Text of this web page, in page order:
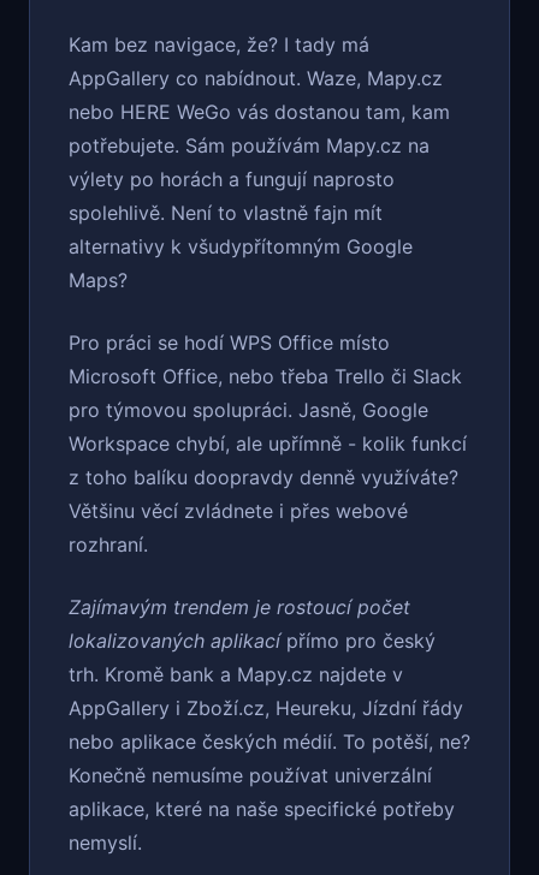
Kam bez navigace, že? I tady má
AppGallery co nabídnout. Waze, Mapy.cz
nebo HERE WeGo vás dostanou tam, kam
potřebujete. Sám používám Mapy.cz na
výlety po horách a fungují naprosto
spolehlivě. Není to vlastně fajn mít
alternativy k všudypřítomným Google
Maps?
Pro práci se hodí WPS Office místo
Microsoft Office, nebo třeba Trello či Slack
pro týmovou spolupráci. Jasně, Google
Workspace chybí, ale upřímně - kolik funkcí
z toho balíku doopravdy denně využíváte?
Většinu věcí zvládnete i přes webové
rozhraní.
Zajímavým trendem je rostoucí počet
lokalizovaných aplikacípřímo pro český
trh. Kromě bank a Mapy.cz najdete v
AppGallery i Zboží.cz, Heureku, Jízdní řády
nebo aplikace českých médií. To potěší, ne?
Konečně nemusíme používat univerzální
aplikace, které na naše specifické potřeby
nemyslí.